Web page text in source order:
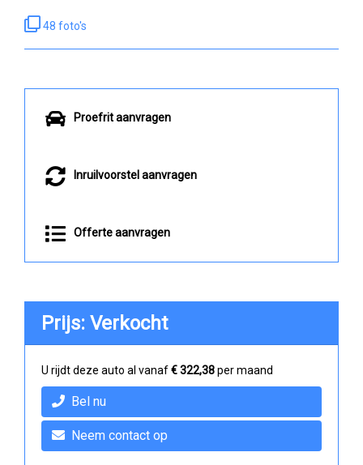
48 foto's
Proefrit aanvragen
Inruilvoorstel aanvragen
Offerte aanvragen
Prijs: Verkocht
U rijdt deze auto al vanaf€ 322,38per maand
Bel nu
Neem contact op